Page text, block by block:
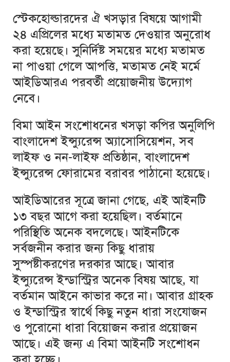
স্টেকহোল্ডারদের ঐ খসড়ার বিষয়ে আগামী
২৪ এপ্রিলের মধ্যে মতামত দেওয়ার অনুরোধ
করা হয়েছে। সুনির্দিষ্ট সময়ের মধ্যে মতামত
না পাওয়া গেলে আপত্তি, মতামত নেই মর্মে
আইডিআরএ পরবর্তী প্রয়োজনীয় উদ্যোগ
নেবে।
বিমা আইন সংশোধনের খসড়া কপির অনুলিপি
বাংলাদেশ ইন্স্যুরেন্স অ্যাসোসিয়েশন, সব
লাইফ ও নন-লাইফ প্রতিষ্ঠান, বাংলাদেশ
ইন্স্যুরেন্স ফোরামের বরাবর পাঠানো হয়েছে।
আইডিআরের সূত্রে জানা গেছে, এই আইনটি
১৩ বছর আগে করা হয়েছিল। বর্তমানে
পরিস্থিতি অনেক বদলেছে। আইনটিকে
সর্বজনীন করার জন্য কিছু ধারায়
সুস্পষ্টীকরণের দরকার আছে। আবার
ইন্স্যুরেন্স ইন্ডাস্ট্রির অনেক বিষয় আছে, যা
বর্তমান আইনে কাভার করে না। আবার গ্রাহক
ও ইন্ডাস্ট্রির স্বার্থে কিছু নতুন ধারা সংযোজন
ও পুরোনো ধারা বিয়োজন করার প্রয়োজন
আছে। এই জন্য এ বিমা আইনটি সংশোধন